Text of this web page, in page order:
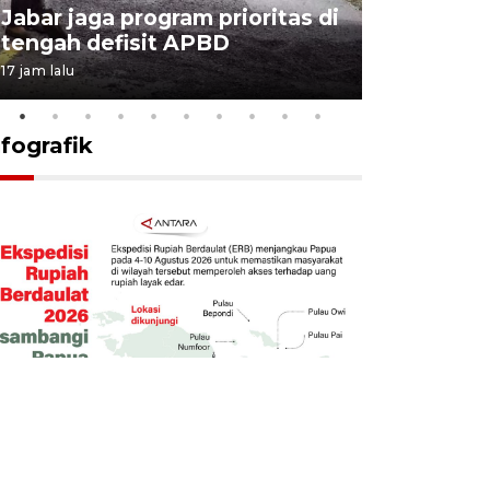
Jabar jaga program prioritas di
tengah defisit APBD
17 jam lalu